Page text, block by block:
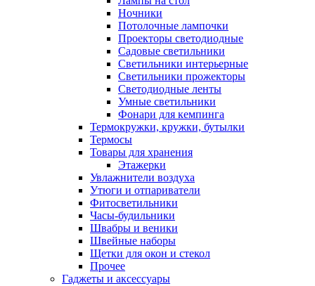
Ночники
Потолочные лампочки
Проекторы светодиодные
Садовые светильники
Светильники интерьерные
Светильники прожекторы
Светодиодные ленты
Умные светильники
Фонари для кемпинга
Термокружки, кружки, бутылки
Термосы
Товары для хранения
Этажерки
Увлажнители воздуха
Утюги и отпариватели
Фитосветильники
Часы-будильники
Швабры и веники
Швейные наборы
Щетки для окон и стекол
Прочее
Гаджеты и аксессуары